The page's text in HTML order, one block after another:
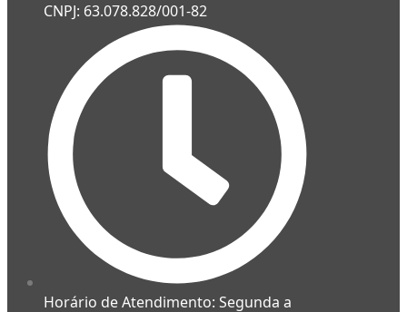
CNPJ: 63.078.828/001-82
Horário de Atendimento: Segunda a